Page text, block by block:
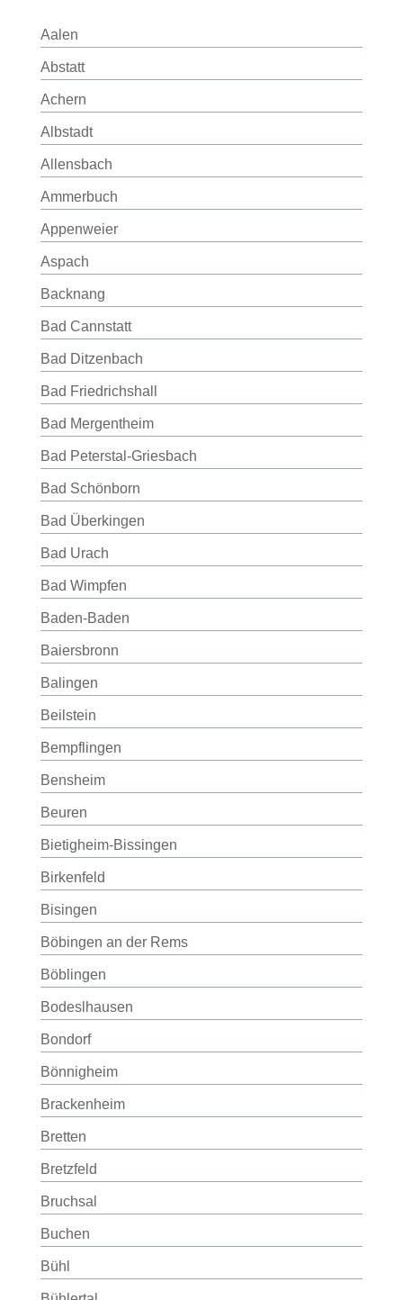
Aalen
Abstatt
Achern
Albstadt
Allensbach
Ammerbuch
Appenweier
Aspach
Backnang
Bad Cannstatt
Bad Ditzenbach
Bad Friedrichshall
Bad Mergentheim
Bad Peterstal-Griesbach
Bad Schönborn
Bad Überkingen
Bad Urach
Bad Wimpfen
Baden-Baden
Baiersbronn
Balingen
Beilstein
Bempflingen
Bensheim
Beuren
Bietigheim-Bissingen
Birkenfeld
Bisingen
Böbingen an der Rems
Böblingen
Bodeslhausen
Bondorf
Bönnigheim
Brackenheim
Bretten
Bretzfeld
Bruchsal
Buchen
Bühl